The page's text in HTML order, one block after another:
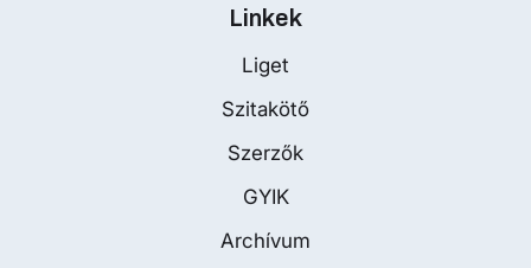
Linkek
Liget
Szitakötő
Szerzők
GYIK
Archívum